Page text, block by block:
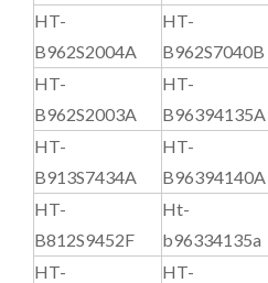
HT-
B962S2004A
HT-
B962S7040B
HT-
B962S2003A
HT-
B96394135A
HT-
B913S7434A
HT-
B96394140A
HT-
B812S9452F
Ht-
b96334135a
HT-
HT-